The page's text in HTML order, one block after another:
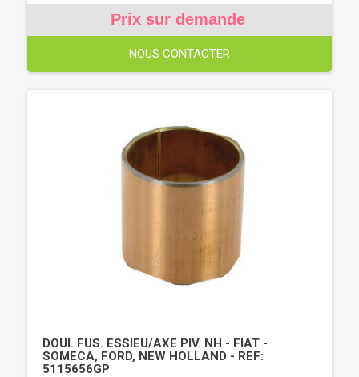
Prix sur demande
NOUS CONTACTER
DOUI. FUS. ESSIEU/AXE PIV. NH - FIAT -
SOMECA, FORD, NEW HOLLAND - REF:
5115656GP